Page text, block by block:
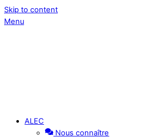
Skip to content
Menu
ALEC
Nous connaître